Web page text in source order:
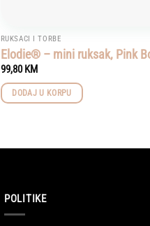
RUKSACI I TORBE
Elodie® – mini ruksak, Pink
99,80KM
DODAJ U KORPU
POLITIKE